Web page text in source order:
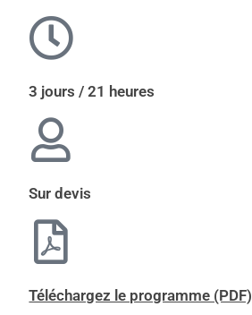
3 jours / 21 heures
Sur devis
Téléchargez le programme (PDF)